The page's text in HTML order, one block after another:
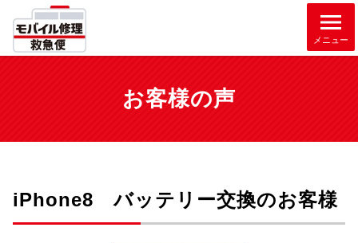
メニュー
お客様の声
iPhone8 バッテリー交換のお客様